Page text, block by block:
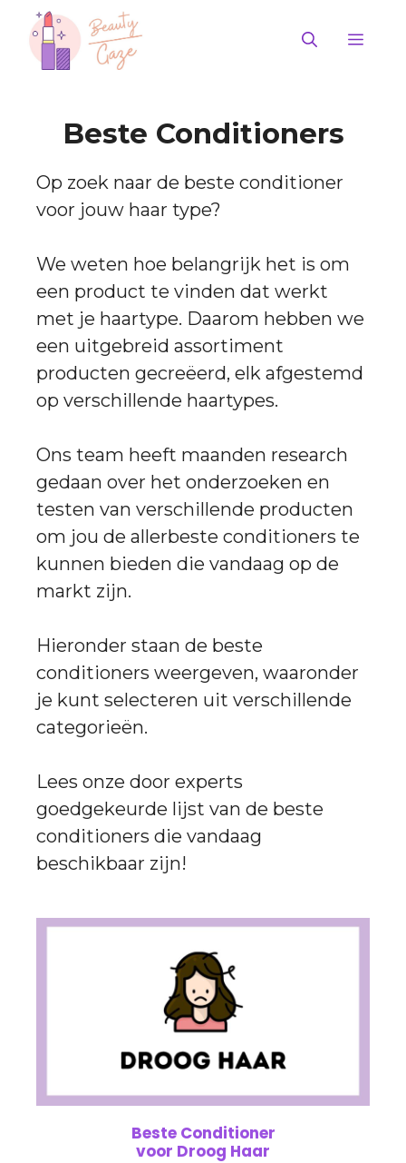
naar
Beste Conditioners
Op zoek naar de beste conditioner
voor jouw haar type?
We weten hoe belangrijk het is om
een product te vinden dat werkt
met je haartype. Daarom hebben we
een uitgebreid assortiment
producten gecreëerd, elk afgestemd
op verschillende haartypes.
Ons team heeft maanden research
gedaan over het onderzoeken en
testen van verschillende producten
om jou de allerbeste conditioners te
kunnen bieden die vandaag op de
markt zijn.
Hieronder staan de beste
conditioners weergeven, waaronder
je kunt selecteren uit verschillende
categorieën.
Lees onze door experts
goedgekeurde lijst van de beste
conditioners die vandaag
beschikbaar zijn!
Beste Conditioner
voor Droog Haar